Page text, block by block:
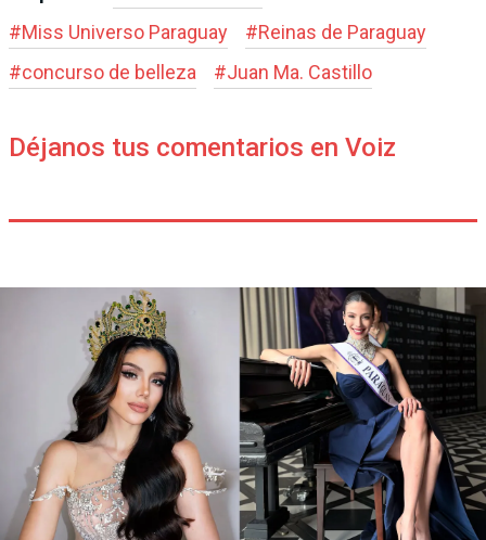
#Miss Universo Paraguay #Reinas de Paraguay
#concurso de belleza #Juan Ma. Castillo
Déjanos tus comentarios en Voiz